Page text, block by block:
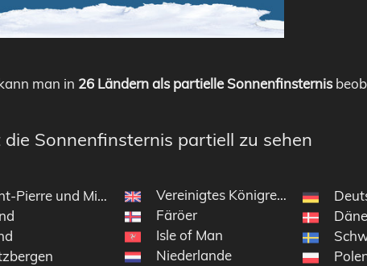
man in 26 Ländern als partielle Sonnenfinsternis
Sonnenfinsternis partiell zu sehen
Pierre und Miquelon
Vereinigtes Königreich
Färöer
Isle of Man
Niederlande